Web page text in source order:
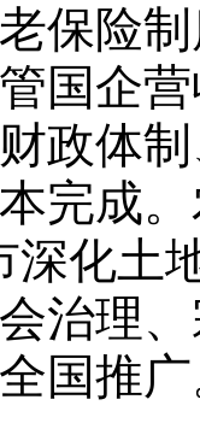
保险
国企
政体
完成
深化土
治理
国推